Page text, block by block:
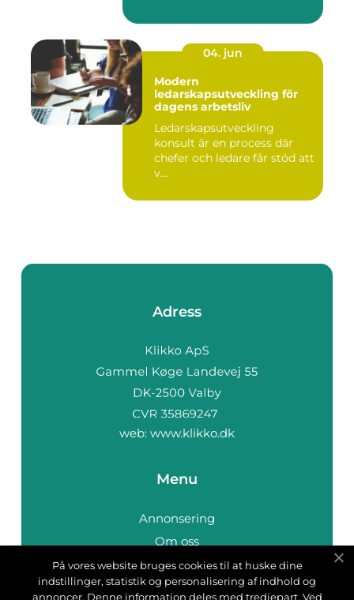
04. jun
Modern
ledarskapsutveckling för
dagens arbetsliv
Ledarskapsutveckling
konsult är en process där
chefer och ledare får stöd att
v...
Adress
web: www.klikko.dk
Menu
Annonsering
Om oss
Cookies
Kontakta oss
På vores website bruges cookies til at huske dine
indstillinger, statistik og personalisering af indhold og
annoncer. Denne information deles med tredjepart. Ved